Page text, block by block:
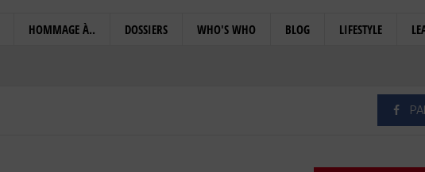
HOMMAGE À.. DOSSIERS WHO'S WHO BLOG LIFESTYLE